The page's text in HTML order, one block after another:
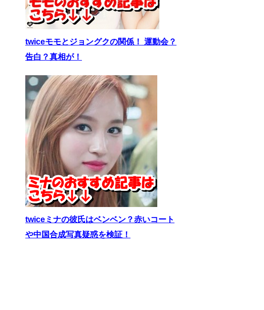
twiceモモとジョングクの関係！ 運動会？
告白？真相が！
twiceミナの彼氏はベンベン？赤いコート
や中国合成写真疑惑を検証！